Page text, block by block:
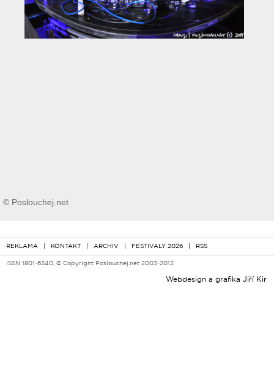
© Poslouchej.net
REKLAMA | KONTAKT | ARCHIV | FESTIVALY 2026 | RSS
ISSN 1801-6340, © Copyright Poslouchej.net 2003-2012
Webdesign a grafika Jiří Kir